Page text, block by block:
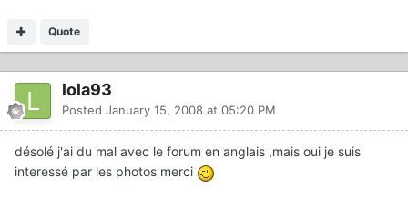
Quote
lola93
Posted January 15, 2008 at 05:20 PM
désolé j'ai du mal avec le forum en anglais ,mais oui je suis
interessé par les photos merci